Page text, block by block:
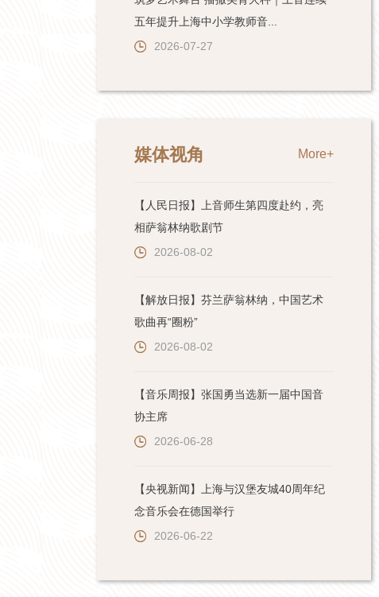
五年提升上海中小学教师音...
2026-07-27
媒体视角 More+
【人民日报】上音师生第四度赴约，亮
相萨翁林纳歌剧节
2026-08-02
【解放日报】芬兰萨翁林纳，中国艺术
歌曲再“圈粉”
2026-08-02
【音乐周报】张国勇当选新一届中国音
协主席
2026-06-28
【央视新闻】上海与汉堡友城40周年纪
念音乐会在德国举行
2026-06-22